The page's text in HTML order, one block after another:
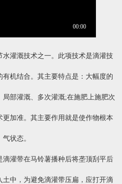
灌溉技术之一。此项技术是滴灌技
机结合。其主要特点是：大幅度的
部灌溉、多次灌溉;在施肥上施肥次
加准。其主要作用就是使作物根本
状态。
灌带在马铃薯播种后将垄顶刮平后
中，为避免滴灌带压扁，应打开滴